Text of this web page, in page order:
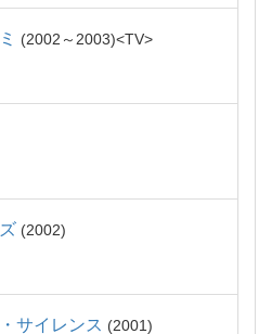
2002～2003 TV
2002
サイレンス 2001